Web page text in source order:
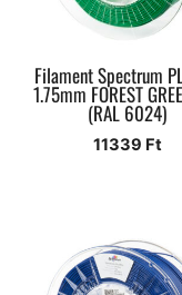
Filament Spectrum
1.75mm FOREST
(RAL 6024)
11339 Ft